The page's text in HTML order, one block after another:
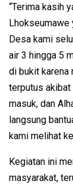
“Terima kasih
Lhokseumawe
Desa kami
air 3 hingga 5
di bukit karena
terputus akibat
masuk, dan
langsung
kami melihat
Kegiatan ini
masyarakat,